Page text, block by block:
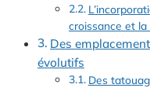
croissance et
Des
évolutifs
Des